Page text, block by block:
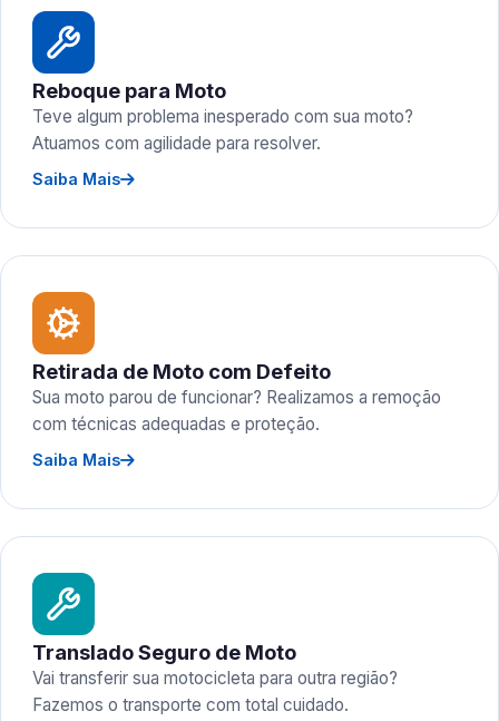
Reboque para Moto
Teve algum problema inesperado com sua moto?
Atuamos com agilidade para resolver.
Saiba Mais
Retirada de Moto com Defeito
Sua moto parou de funcionar? Realizamos a remoção
com técnicas adequadas e proteção.
Saiba Mais
Translado Seguro de Moto
Vai transferir sua motocicleta para outra região?
Fazemos o transporte com total cuidado.